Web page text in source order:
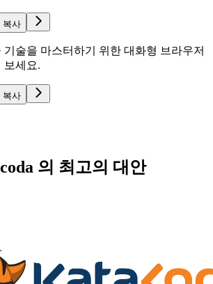
복사
기술을 마스터하기 위한 대화형 브라우저
보세요.
복사
의 최고의 대안